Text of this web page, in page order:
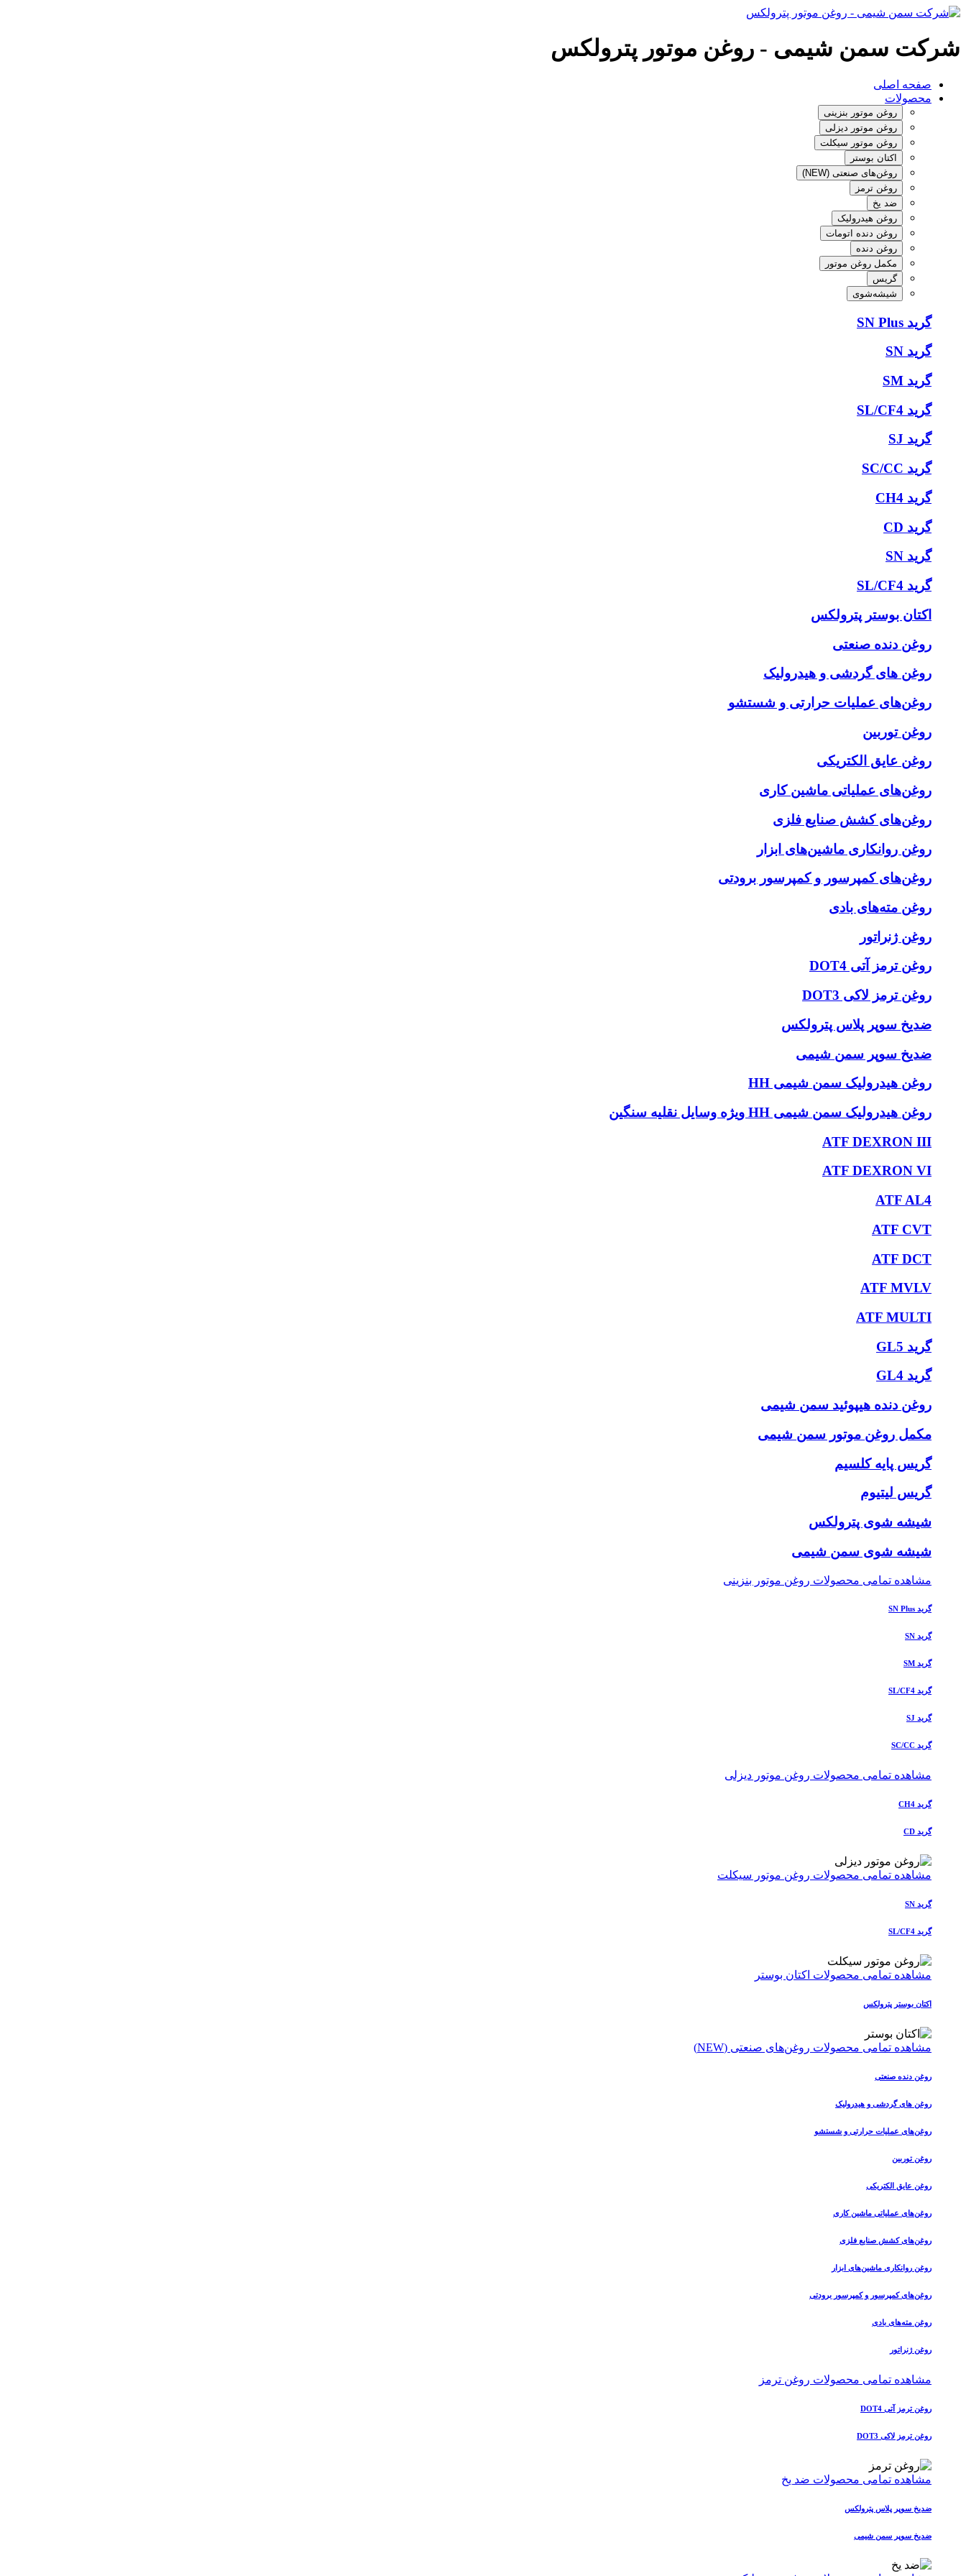
شرکت سمن شیمی - روغن موتور پترولکس
صفحه اصلی
محصولات
روغن موتور بنزینی
روغن موتور دیزلی
روغن موتور سیکلت
اکتان بوستر
روغن‌های صنعتی (NEW)
روغن ترمز
ضد یخ
روغن هیدرولیک
روغن دنده اتومات
روغن دنده
مکمل روغن موتور
گریس
شیشه‌شوی
گرید SN Plus
گرید SN
گرید SM
گرید SL/CF4
گرید SJ
گرید SC/CC
گرید CH4
گرید CD
گرید SN
گرید SL/CF4
اکتان بوستر پترولکس
روغن دنده صنعتی
روغن‌ های گردشی و هیدرولیک
روغن‌های عملیات حرارتی و شستشو
روغن توربین
روغن عایق الکتریکی
روغن‌های عملیاتی ماشین کاری
روغن‌های کشش صنایع فلزی
روغن روانکاری ماشین‌های ابزار
روغن‌های کمپرسور و کمپرسور برودتی
روغن مته‌های بادی
روغن ژنراتور
روغن ترمز آتی DOT4
روغن ترمز لاکی DOT3
ضدیخ سوپر پلاس پترولکس
ضدیخ سوپر سمن شیمی
روغن هیدرولیک سمن شیمی HH
روغن هیدرولیک سمن شیمی HH ویژه وسایل نقلیه سنگین
ATF DEXRON III
ATF DEXRON VI
ATF AL4
ATF CVT
ATF DCT
ATF MVLV
ATF MULTI
گرید GL5
گرید GL4
روغن دنده هیپوئید سمن شیمی
مکمل روغن موتور سمن شیمی
گریس پایه کلسیم
گریس لیتیوم
شیشه شوی پترولکس
شیشه شوی سمن شیمی
مشاهده تمامی محصولات روغن موتور بنزینی
گرید SN Plus
گرید SN
گرید SM
گرید SL/CF4
گرید SJ
گرید SC/CC
مشاهده تمامی محصولات روغن موتور دیزلی
گرید CH4
گرید CD
مشاهده تمامی محصولات روغن موتور سیکلت
گرید SN
گرید SL/CF4
مشاهده تمامی محصولات اکتان بوستر
اکتان بوستر پترولکس
مشاهده تمامی محصولات روغن‌های صنعتی (NEW)
روغن دنده صنعتی
روغن‌ های گردشی و هیدرولیک
روغن‌های عملیات حرارتی و شستشو
روغن توربین
روغن عایق الکتریکی
روغن‌های عملیاتی ماشین کاری
روغن‌های کشش صنایع فلزی
روغن روانکاری ماشین‌های ابزار
روغن‌های کمپرسور و کمپرسور برودتی
روغن مته‌های بادی
روغن ژنراتور
مشاهده تمامی محصولات روغن ترمز
روغن ترمز آتی DOT4
روغن ترمز لاکی DOT3
مشاهده تمامی محصولات ضد یخ
ضدیخ سوپر پلاس پترولکس
ضدیخ سوپر سمن شیمی